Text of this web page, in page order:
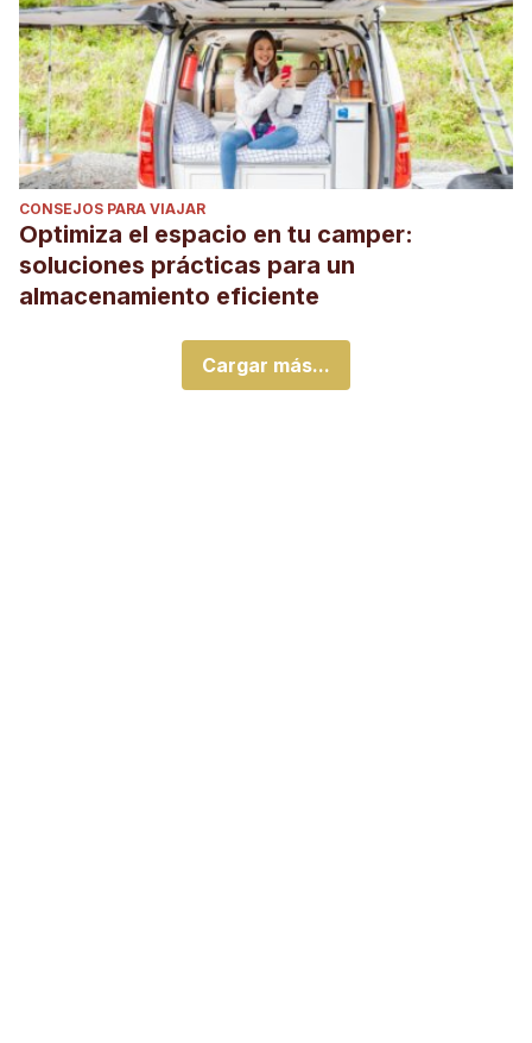
CONSEJOS PARA VIAJAR
Optimiza el espacio en tu camper:
soluciones prácticas para un
almacenamiento eficiente
Cargar más...